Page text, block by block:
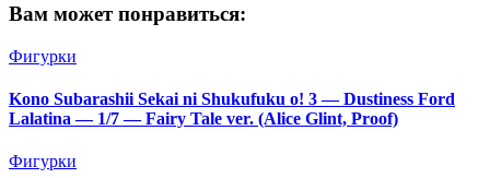
Вам может понравиться:
Фигурки
Kono Subarashii Sekai ni Shukufuku o! 3 — Dustiness Ford
Lalatina — 1/7 — Fairy Tale ver. (Alice Glint, Proof)
Фигурки